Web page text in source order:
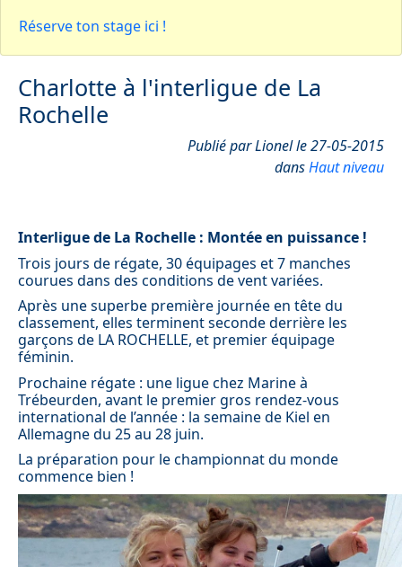
Réserve ton stage ici !
Charlotte à l'interligue de La
Rochelle
Publié par Lionel le 27-05-2015
dansHaut niveau
Interligue de La Rochelle : Montée en puissance !
Trois jours de régate, 30 équipages et 7 manches
courues dans des conditions de vent variées.
Après une superbe première journée en tête du
classement, elles terminent seconde derrière les
garçons de LA ROCHELLE, et premier équipage
féminin.
Prochaine régate : une ligue chez Marine à
Trébeurden, avant le premier gros rendez-vous
international de l’année : la semaine de Kiel en
Allemagne du 25 au 28 juin.
La préparation pour le championnat du monde
commence bien !